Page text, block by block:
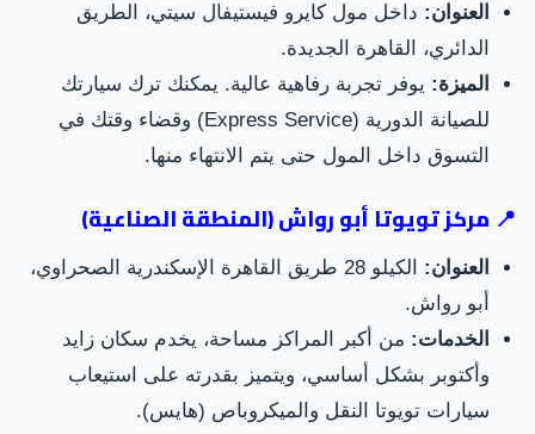
العنوان: داخل مول كايرو فيستيفال سيتي، الطريق
الدائري، القاهرة الجديدة.
الميزة: يوفر تجربة رفاهية عالية. يمكنك ترك سيارتك
للصيانة الدورية (Express Service) وقضاء وقتك في
التسوق داخل المول حتى يتم الانتهاء منها.
📍 مركز تويوتا أبو رواش (المنطقة الصناعية)
العنوان:
الكيلو 28 طريق القاهرة الإسكندرية الصحراوي،
أبو رواش.
الخدمات: من أكبر المراكز مساحة، يخدم سكان زايد
وأكتوبر بشكل أساسي، ويتميز بقدرته على استيعاب
سيارات تويوتا النقل والميكروباص (هايس).